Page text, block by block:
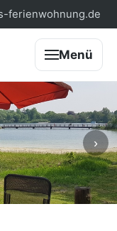
ferienwohnung.de
Menü
›